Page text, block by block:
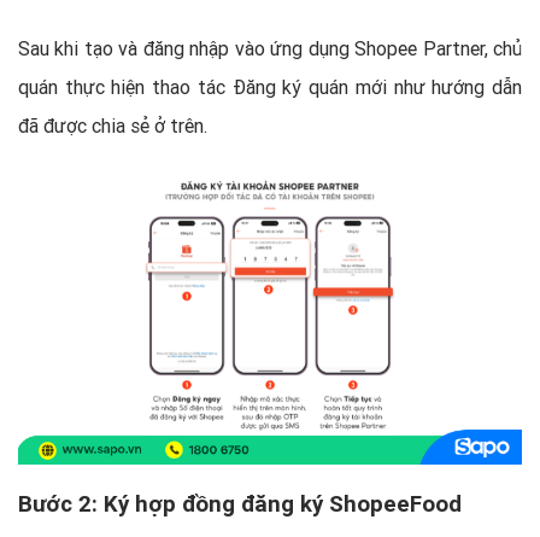
Sau khi tạo và đăng nhập vào ứng dụng Shopee Partner, chủ
quán thực hiện thao tác Đăng ký quán mới như hướng dẫn
đã được chia sẻ ở trên.
Bước 2: Ký hợp đồng đăng ký ShopeeFood